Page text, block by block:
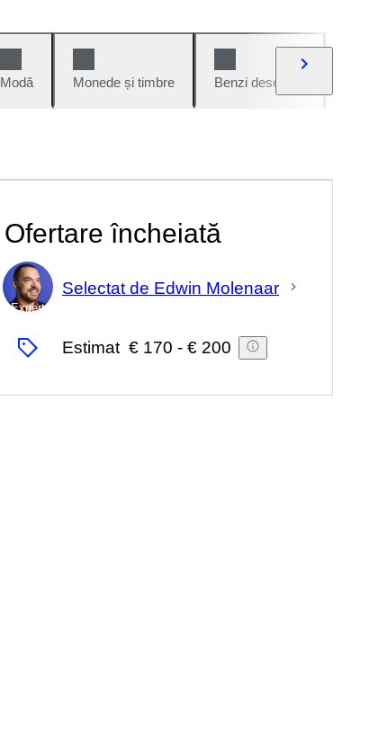
Modă Monede și timbre Benzi desenate
Ofertare încheiată
Expert
Selectat de Edwin Molenaar
Estimat € 170 - € 200